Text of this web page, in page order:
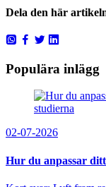
Dela den här
Populära inlägg
02-07-2026
Hur du anpassar